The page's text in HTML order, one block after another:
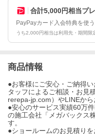
合計5,000円相当プ
PayPayカード入会特典を使う
うち2,000円相当は利用先・期間限
商品情報
●お客様にご安心・ご納得
タッフによるご相談・お見
rerepa-jp.com）やLINEから
●安心のサービス実績60万
の施工会社「メガバックス
す。
●ショールームのお見積り